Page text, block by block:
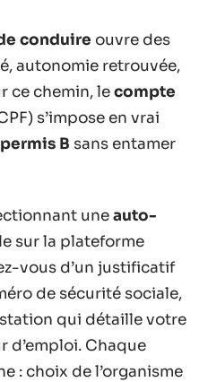
conduire ouvre des
autonomie retrouvée,
ce chemin, lecompte
s’impose en vrai
permis B sans entamer
uneauto-
sur la plateforme
vous d’un justificatif
de sécurité sociale,
qui détaille votre
d’emploi. Chaque
: choix de l’organisme